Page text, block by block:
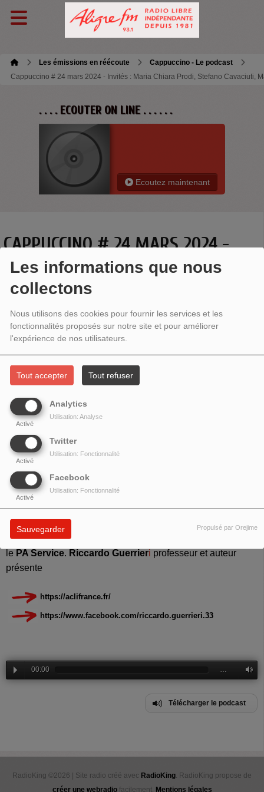
Les informations que nous
collectons
Nous utilisons des cookies pour fournir les services et les
fonctionnalités proposés sur notre site et pour améliorer
l'expérience de nos utilisateurs.
Tout accepter Tout refuser
Analytics
Activé
Utilisation: Analyse
Twitter
Activé
Utilisation: Fonctionnalité
Facebook
Activé
Utilisation: Fonctionnalité
Sauvegarder Propulsé par Orejime
Les émissions en réécoute
Cappuccino - Le podcast
Cappuccino # 24 mars 2024 - Invités : Maria Chiara Prodi, Stefano Cavaciuti,
. . . . ECOUTER ON LINE . . . . . .
Ecoutez maintenant
CAPPUCCINO # 24 MARS 2024 -
INVITÉS : MARIA CHIARA PRODI,
STEFANO CAVACIUTI, MATTEO
LASCIALFARI ET RICCARDO
GUERRERI
Maria Chiara Prodi
Matteo
Lascialfariprésentent les services proposés par les
le PA Service. Riccardo Guerrieri professeur et auteur
présente
https://aclifrance.fr/
https://www.facebook.com/riccardo.guerrieri.33
00:00 …
Télécharger le podcast
RadioKing ©2026 | Site radio créé avec RadioKing. RadioKing propose de
créer une webradiofacilement. Mentions légales